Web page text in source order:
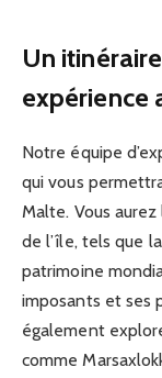
Un
expérience
Notre équipe
qui vous
Malte. Vous
de l’île, tels que
patrimoine
imposants et ses
également
comme